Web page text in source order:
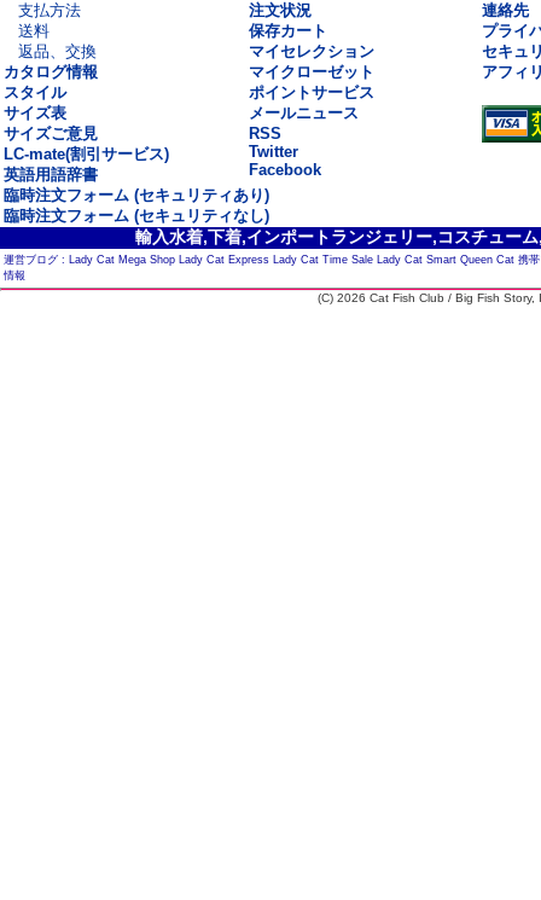
支払方法
送料
返品、交換
カタログ情報
スタイル
サイズ表
サイズご意見
LC-mate(割引サービス)
英語用語辞書
注文状況
保存カート
マイセレクション
マイクローゼット
ポイントサービス
メールニュース
RSS
Twitter
Facebook
連絡先
プライ
セキュ
アフィ
臨時注文フォーム (セキュリティあり)
臨時注文フォーム (セキュリティなし)
輸入水着,下着,インポートランジェリー,コスチュー
運営ブログ : Lady Cat Mega Shop Lady Cat Express Lady Cat Time Sale Lady Cat Smart Queen Cat 携
情報
(C) 2026 Cat Fish Club / Big Fish Story,